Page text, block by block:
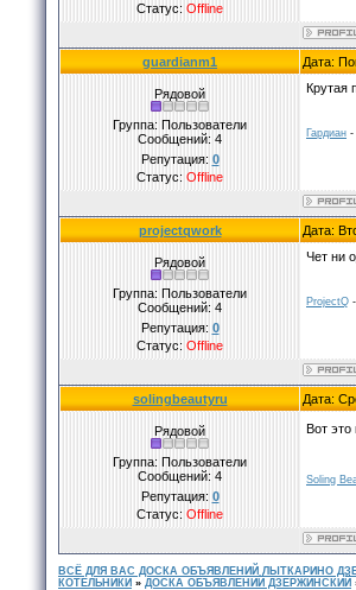
Статус: Offline
guardianm1 Дата:
Рядовой
Группа: Пользователи
Сообщений: 4
Репутация: 0
Статус: Offline
Крутая
Гардиан -
projectqwork Дата:
Рядовой
Группа: Пользователи
Сообщений: 4
Репутация: 0
Статус: Offline
Чет ни
ProjectQ
solingbeautyru Дата:
Рядовой
Группа: Пользователи
Сообщений: 4
Репутация: 0
Статус: Offline
Вот это
Soling
ВСЁ ДЛЯ ВАС ДОСКА ОБЪЯВЛЕНИЙ ЛЫТКАРИНО
КОТЕЛЬНИКИ » ДОСКА ОБЪЯВЛЕНИЙ ДЗЕРЖИНСКИЙ